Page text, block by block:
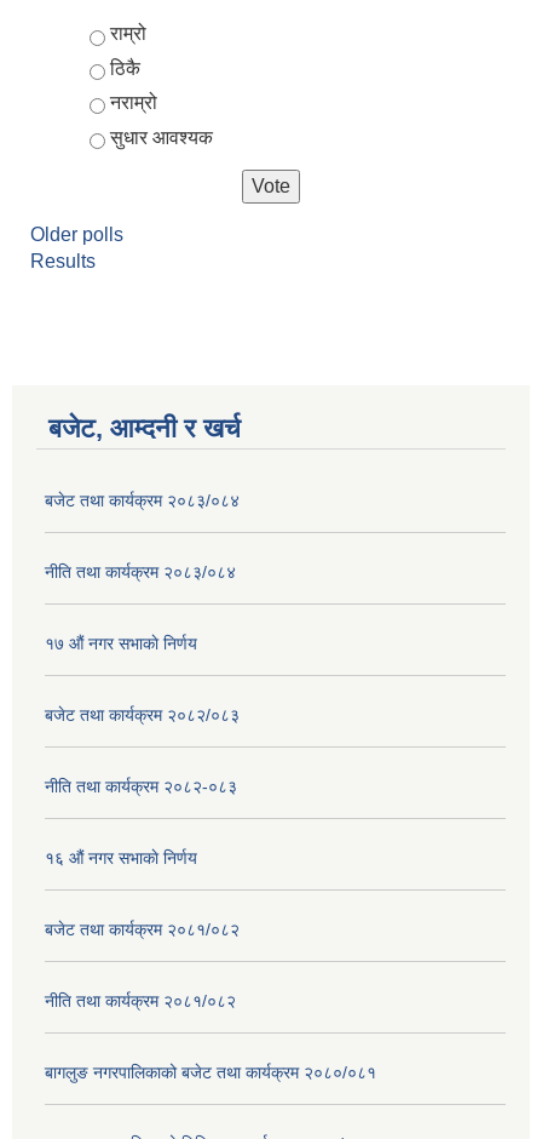
Choices
राम्रो
ठिकै
नराम्रो
सुधार आवश्यक
Older polls
Results
बजेट, आम्दनी र खर्च
बजेट तथा कार्यक्रम २०८३/०८४
नीति तथा कार्यक्रम २०८३/०८४
१७ ‌‍औं नगर सभाकाे निर्णय
बजेट तथा कार्यक्रम २०८२/०८३
नीति तथा कार्यक्रम २०८२-०८३
१६ ‌औं नगर सभाकाे निर्णय
बजेट तथा कार्यक्रम २०८१/०८२
नीति तथा कार्यक्रम २०८१/०८२
बागलुङ नगरपालिकाको बजेट तथा कार्यक्रम २०८०/०८१